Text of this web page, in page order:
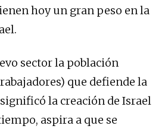
hoy un gran peso en la
sector la población
que defiende la
la creación de Israel
aspira a que se